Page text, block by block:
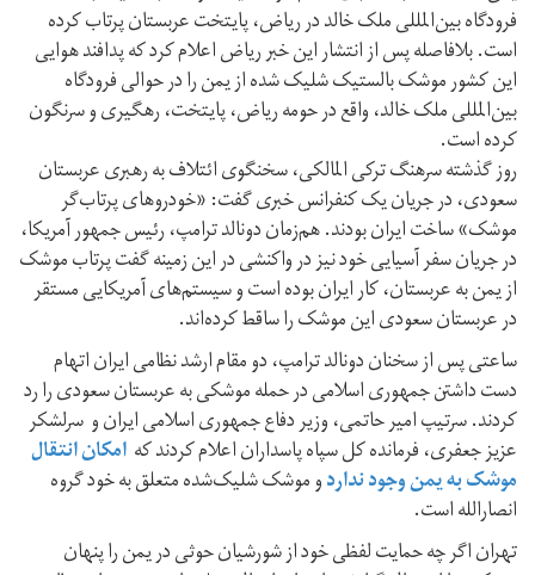
فرودگاه بین‌المللی ملک خالد در ریاض، پایتخت عربستان پرتاب کرده
است. بلافاصله پس از انتشار این خبر ریاض اعلام کرد که پدافند هوایی
این کشور موشک بالستیک شلیک شده از یمن را در حوالی فرودگاه
بین‌المللی ملک خالد، واقع در حومه ریاض، پایتخت، رهگیری و سرنگون
کرده است.
روز گذشته سرهنگ ترکی المالکی، سخنگوی ائتلاف به رهبری عربستان
سعودی، در جریان یک کنفرانس خبری گفت: «خودروهای پرتاب‌گر
موشک» ساخت ایران بودند. هم‌زمان دونالد ترامپ، رئیس جمهور آمریکا،
در جریان سفر آسیایی خود نیز در واکنشی در این زمینه گفت پرتاب موشک
از یمن به عربستان، کار ایران بوده است و سیستم‌های آمریکایی مستقر
در عربستان سعودی این موشک را ساقط کرده‌اند.
ساعتی پس از سخنان دونالد ترامپ، دو مقام ارشد نظامی ایران اتهام
دست داشتن جمهوری اسلامی در حمله موشکی به عربستان سعودی را رد
کردند. سرتیپ امیر حاتمی، وزیر دفاع جمهوری اسلامی ایران و سرلشکر
عزیز جعفری، فرمانده کل سپاه پاسداران اعلام کردند کهامکان انتقال
موشک به یمن وجود نداردو موشک شلیک‌شده متعلق به خود گروه
انصارالله است.
تهران اگر چه حمایت لفظی خود از شورشیان حوثی در یمن را پنهان